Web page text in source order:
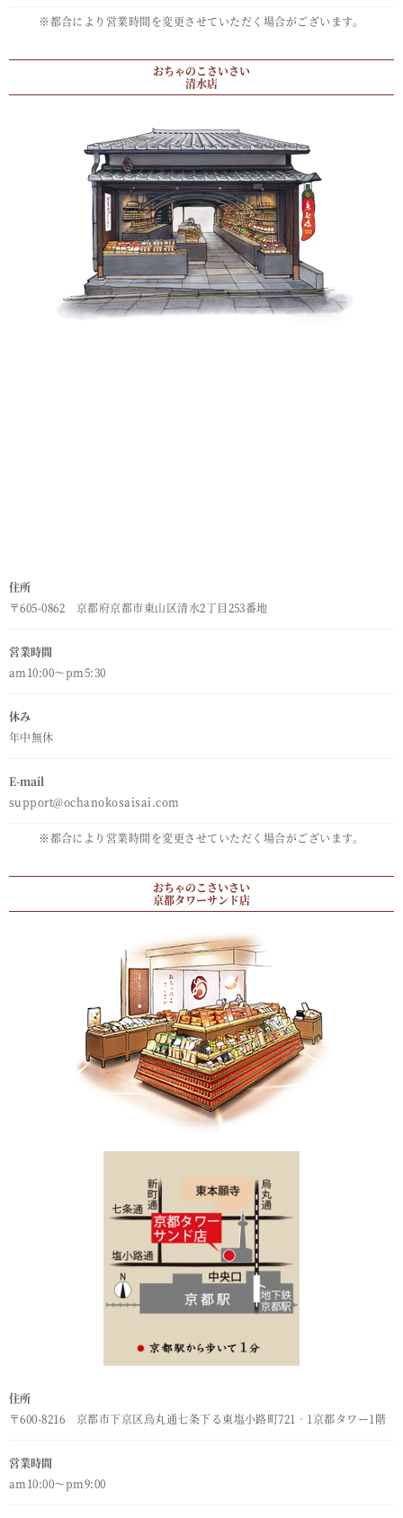
※都合により営業時間を変更させていただく場合がございます。
おちゃのこさいさい
清水店
住所
〒605-0862 京都府京都市東山区清水2丁目253番地
営業時間
am10:00～pm5:30
休み
年中無休
E-mail
support@ochanokosaisai.com
※都合により営業時間を変更させていただく場合がございます。
おちゃのこさいさい
京都タワーサンド店
住所
〒600-8216 京都市下京区烏丸通七条下る東塩小路町721‐1京都タワー1階
営業時間
am10:00～pm9:00